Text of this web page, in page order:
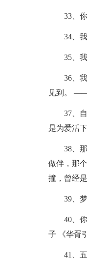
33、
34、
35、
36、
见到。 ——
37、
是为爱活
38、
做伴，那
撞，曾经
39、
40、
子 《华胥
41、